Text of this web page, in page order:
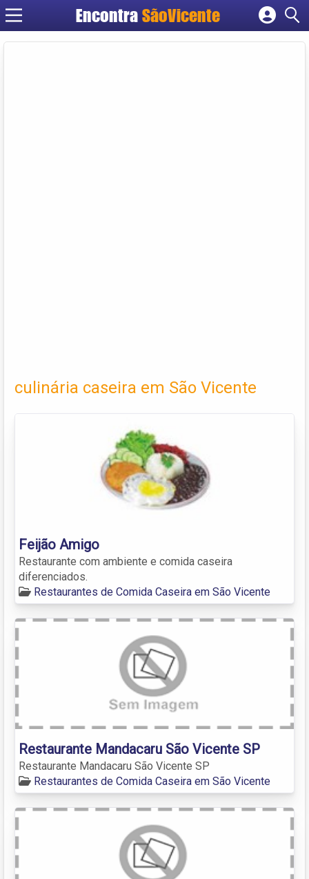
Encontra SãoVicente
Cadastrar empresa
culinária caseira em São Vicente
Feijão Amigo
Restaurante com ambiente e comida caseira
diferenciados.
Restaurantes de Comida Caseira em São Vicente
Restaurante Mandacaru São Vicente SP
Restaurante Mandacaru São Vicente SP
Restaurantes de Comida Caseira em São Vicente